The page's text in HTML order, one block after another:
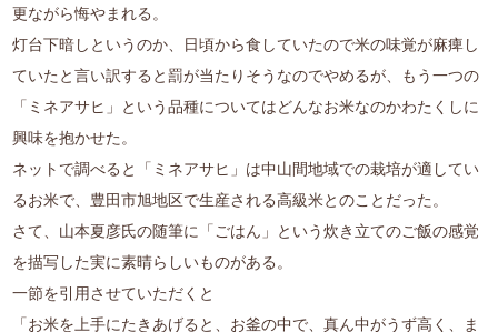
更ながら悔やまれる。
灯台下暗しというのか、日頃から食していたので米の味覚が麻痺し
ていたと言い訳すると罰が当たりそうなのでやめるが、もう一つの
「ミネアサヒ」という品種についてはどんなお米なのかわたくしに
興味を抱かせた。
ネットで調べると「ミネアサヒ」は中山間地域での栽培が適してい
るお米で、豊田市旭地区で生産される高級米とのことだった。
さて、山本夏彦氏の随筆に「ごはん」という炊き立てのご飯の感覚
を描写した実に素晴らしいものがある。
一節を引用させていただくと
「お米を上手にたきあげると、お釜の中で、真ん中がうず高く、ま